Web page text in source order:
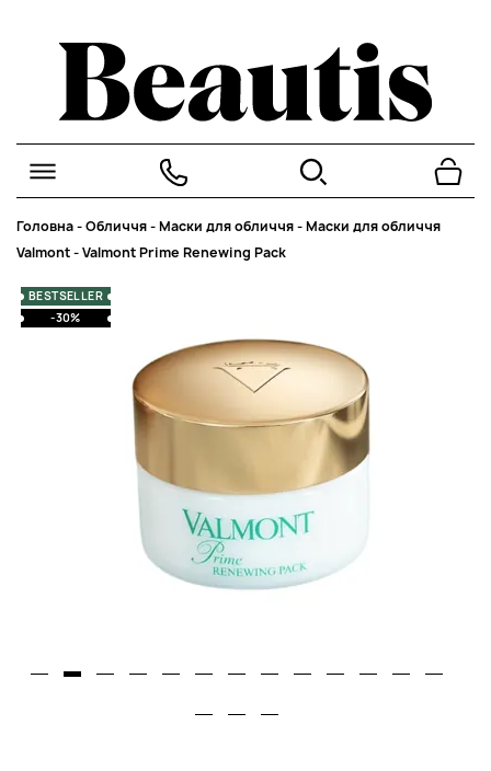
Головна-Обличчя-Маски для обличчя-Маски для обличчя
Valmont-Valmont Prime Renewing Pack
BESTSELLER
-30%